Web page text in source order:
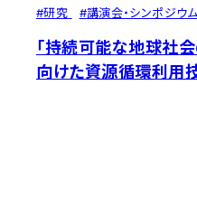
#研究 #講演会・シンポジウム
「持続可能な地球社
向けた資源循環利用
るシンポジウム」開